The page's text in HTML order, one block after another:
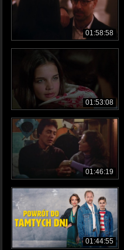
01:58:58
01:53:08
01:46:19
01:44:55